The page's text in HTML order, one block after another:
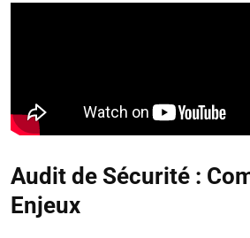
Audit de Sécurité :
Enjeux